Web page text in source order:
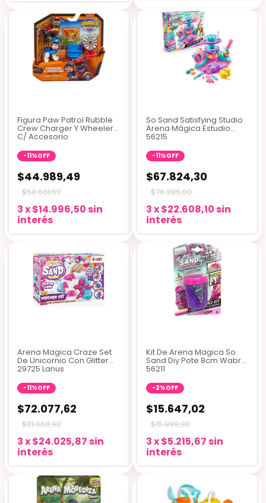
Figura Paw Patrol Rubble
Crew Charger Y Wheeler
C/ Accesorio
-11%OFF
$44.989,49
$50.601,67
3x$14.996,50 sin
interés
So Sand Satisfying Studio
Arena Mágica Estudio
56215
-11%OFF
$67.824,30
$76.285,00
3x$22.608,10 sin
interés
Arena Magica Craze Set
De Unicornio Con Glitter
29725 Lanus
-11%OFF
$72.077,62
$81.068,90
3x$24.025,87 sin
interés
Kit De Arena Magica So
Sand Diy Pote 8cm Wabro
56211
-2%OFF
$15.647,02
$15.999,00
3x$5.215,67 sin
interés